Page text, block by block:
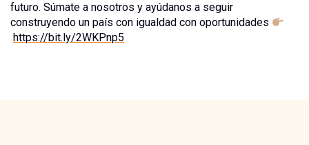
futuro. Súmate a nosotros y ayúdanos a seguir
construyendo un país con igualdad con oportunidades
https://bit.ly/2WKPnp5